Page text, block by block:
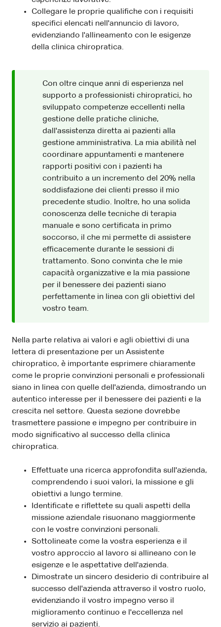
Collegare le proprie qualifiche con i requisiti
specifici elencati nell'annuncio di lavoro,
evidenziando l'allineamento con le esigenze
della clinica chiropratica.
Con oltre cinque anni di esperienza nel
supporto a professionisti chiropratici, ho
sviluppato competenze eccellenti nella
gestione delle pratiche cliniche,
dall'assistenza diretta ai pazienti alla
gestione amministrativa. La mia abilità nel
coordinare appuntamenti e mantenere
rapporti positivi con i pazienti ha
contribuito a un incremento del 20% nella
soddisfazione dei clienti presso il mio
precedente studio. Inoltre, ho una solida
conoscenza delle tecniche di terapia
manuale e sono certificata in primo
soccorso, il che mi permette di assistere
efficacemente durante le sessioni di
trattamento. Sono convinta che le mie
capacità organizzative e la mia passione
per il benessere dei pazienti siano
perfettamente in linea con gli obiettivi del
vostro team.
Nella parte relativa ai valori e agli obiettivi di una
lettera di presentazione per un Assistente
chiropratico, è importante esprimere chiaramente
come le proprie convinzioni personali e professionali
siano in linea con quelle dell'azienda, dimostrando un
autentico interesse per il benessere dei pazienti e la
crescita nel settore. Questa sezione dovrebbe
trasmettere passione e impegno per contribuire in
modo significativo al successo della clinica
chiropratica.
Effettuate una ricerca approfondita sull'azienda,
comprendendo i suoi valori, la missione e gli
obiettivi a lungo termine.
Identificate e riflettete su quali aspetti della
missione aziendale risuonano maggiormente
con le vostre convinzioni personali.
Sottolineate come la vostra esperienza e il
vostro approccio al lavoro si allineano con le
esigenze e le aspettative dell'azienda.
Dimostrate un sincero desiderio di contribuire al
successo dell'azienda attraverso il vostro ruolo,
evidenziando il vostro impegno verso il
miglioramento continuo e l'eccellenza nel
servizio ai pazienti.